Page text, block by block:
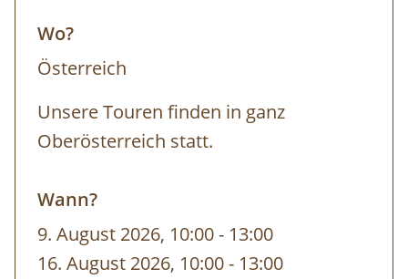
Wo?
Österreich
Unsere Touren finden in ganz
Oberösterreich statt.
Wann?
9. August 2026, 10:00- bis
13:00
16. August 2026, 10:00- bis
13:00